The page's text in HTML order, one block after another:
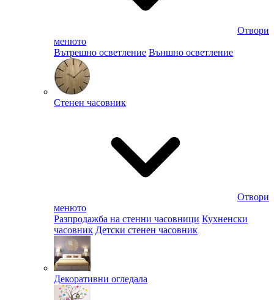
Отвори
менюто
Вътрешно осветление Външно осветление
Стенен часовник
Отвори
менюто
Разпродажба на стенни часовници Кухненски
часовник Детски стенен часовник
Декоративни огледала